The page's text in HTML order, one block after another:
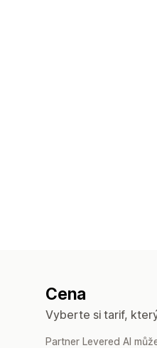
Cena
Vyberte si tarif,
Partner Levered AI